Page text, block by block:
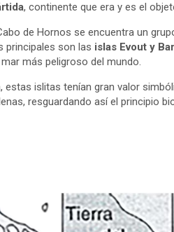
, continente que era y es el
de Hornos se encuentra un
principales son las islas Evout y
más peligroso del mundo.
estas islitas tenían gran valor
resguardando así el principio